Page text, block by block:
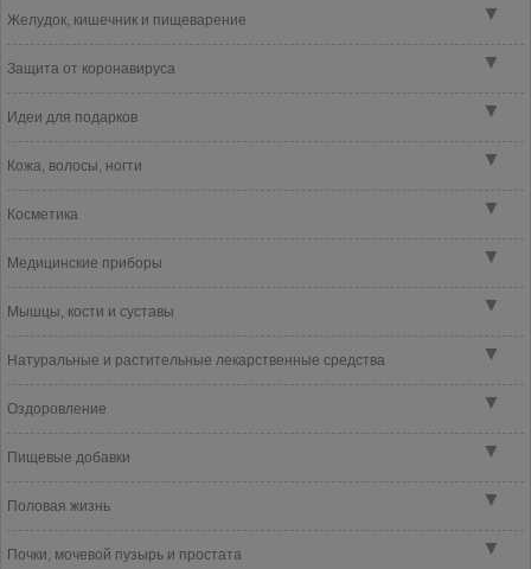
▼
Желудок, кишечник и пищеварение
▼
Защита от коронавируса
▼
Идеи для подарков
▼
Кожа, волосы, ногти
▼
Косметика
▼
Медицинские приборы
▼
Мышцы, кости и суставы
▼
Натуральные и растительные лекарственные средства
▼
Оздоровление
▼
Пищевые добавки
▼
Половая жизнь
▼
Почки, мочевой пузырь и простата